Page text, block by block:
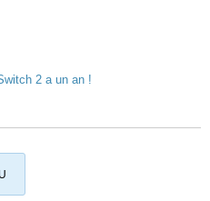
2 a un an !